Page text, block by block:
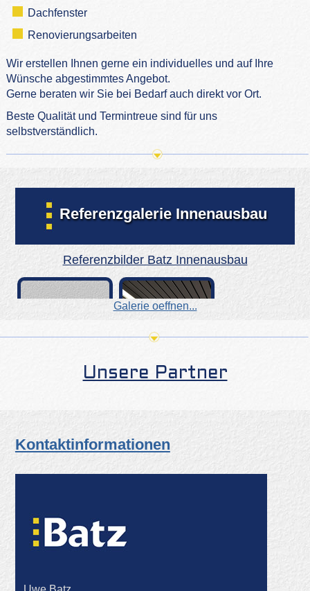
Dachfenster
Renovierungsarbeiten
Wir erstellen Ihnen gerne ein individuelles und auf Ihre
Wünsche abgestimmtes Angebot.
Gerne beraten wir Sie bei Bedarf auch direkt vor Ort.
Beste Qualität und Termintreue sind für uns
selbstverständlich.
Referenzgalerie Innenausbau
Referenzbilder Batz Innenausbau
Galerie oeffnen...
Unsere Partner
Kontaktinformationen